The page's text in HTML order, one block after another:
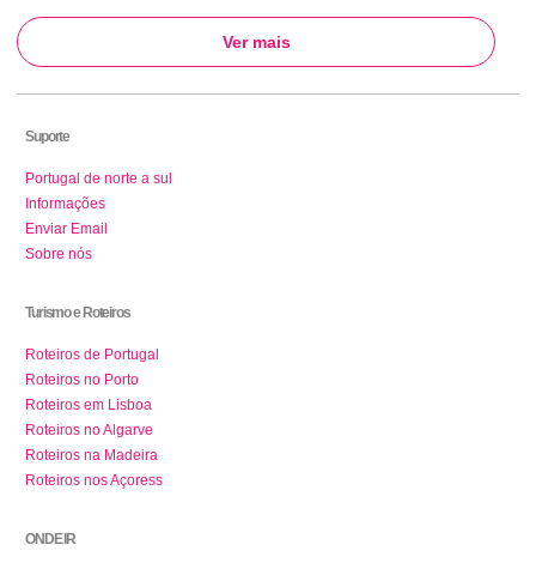
Ver mais
Suporte
Portugal de norte a sul
Informações
Enviar Email
Sobre nós
Turismo e Roteiros
Roteiros de Portugal
Roteiros no Porto
Roteiros em Lisboa
Roteiros no Algarve
Roteiros na Madeira
Roteiros nos Açoress
ONDE IR